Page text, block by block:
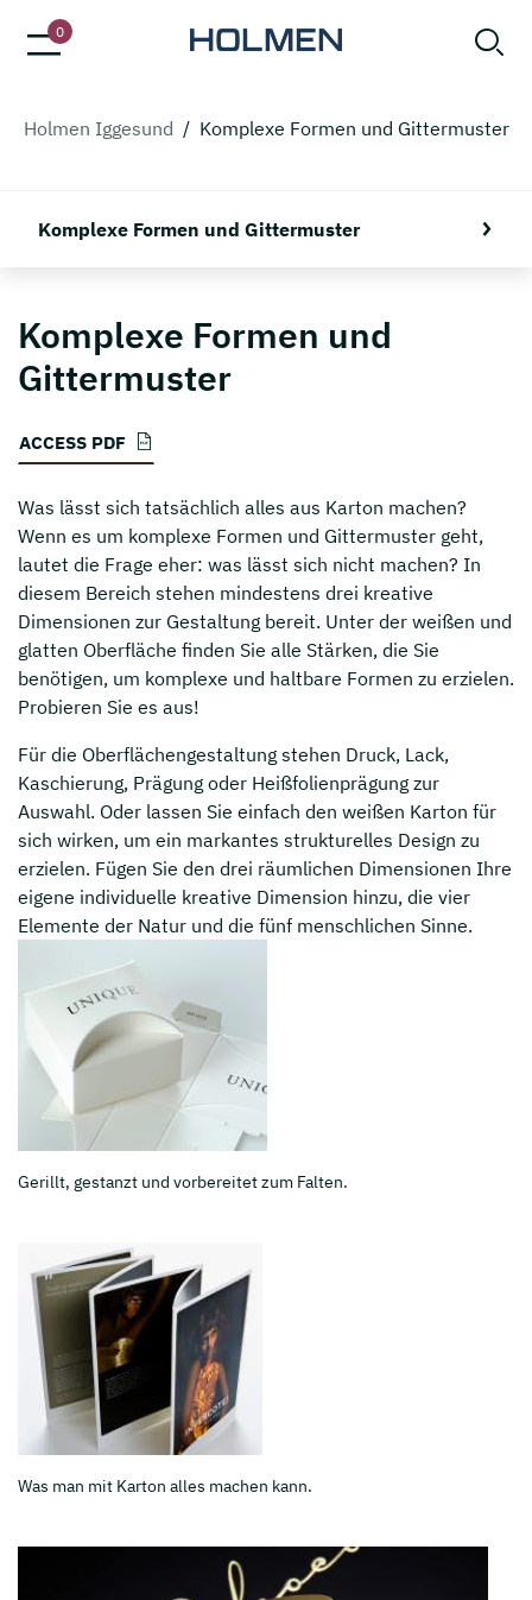
0
Holmen Iggesund / Komplexe Formen und Gittermuster
Komplexe Formen und Gittermuster
Komplexe Formen und
Gittermuster
ACCESS PDF
Was lässt sich tatsächlich alles aus Karton machen?
Wenn es um komplexe Formen und Gittermuster geht,
lautet die Frage eher: was lässt sich nicht machen? In
diesem Bereich stehen mindestens drei kreative
Dimensionen zur Gestaltung bereit. Unter der weißen und
glatten Oberfläche finden Sie alle Stärken, die Sie
benötigen, um komplexe und haltbare Formen zu erzielen.
Probieren Sie es aus!
Für die Oberflächengestaltung stehen Druck, Lack,
Kaschierung, Prägung oder Heißfolienprägung zur
Auswahl. Oder lassen Sie einfach den weißen Karton für
sich wirken, um ein markantes strukturelles Design zu
erzielen. Fügen Sie den drei räumlichen Dimensionen Ihre
eigene individuelle kreative Dimension hinzu, die vier
Elemente der Natur und die fünf menschlichen Sinne.
Gerillt, gestanzt und vorbereitet zum Falten.
Was man mit Karton alles machen kann.